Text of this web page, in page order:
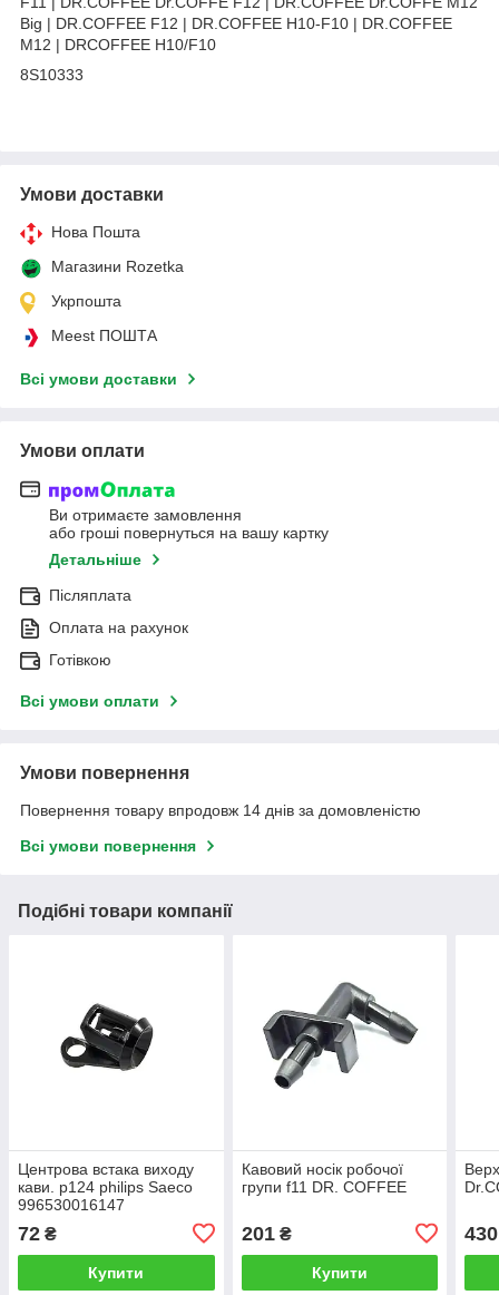
Big | DR.COFFEE F12 | DR.COFFEE H10-F10 | DR.COFFEE
M12 | DRCOFFEE H10/F10
8S10333
Умови доставки
Нова Пошта
Магазини Rozetka
Укрпошта
Meest ПОШТА
Всі умови доставки
Умови оплати
Ви отримаєте замовлення
або гроші повернуться на вашу картку
Детальніше
Післяплата
Оплата на рахунок
Готівкою
Всі умови оплати
Умови повернення
Повернення товару впродовж 14 днів за домовленістю
Всі умови повернення
Подібні товари компанії
Центрова встака виходу
кави. p124 philips Saeco
996530016147
72 ₴
Купити
Кавовий носік робочої
групи f11 DR. COFFEE
201₴
Купити
430